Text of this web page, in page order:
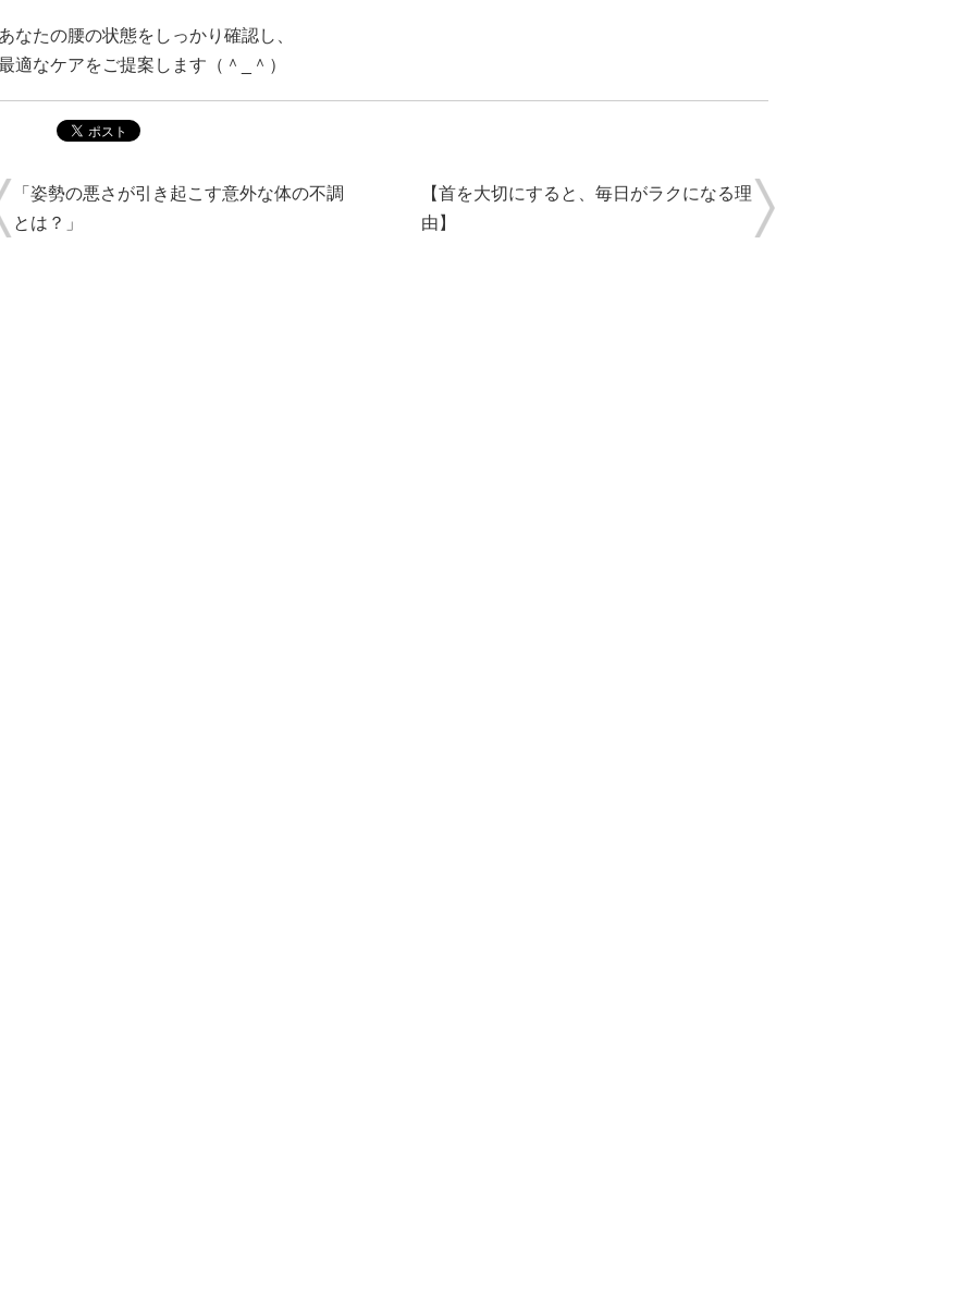
あなたの腰の状態をしっかり確認し、
適なケアをご提案します（＾_＾）
「姿勢の悪さが引き起こす意外な体の不調
とは？」
【首を大切にすると、毎日がラクになる理
由】